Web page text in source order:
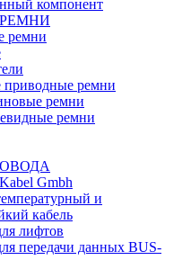
компонент
ремни
приводные ремни
ремни
ремни
Gmbh
и
кабель
лифтов
передачи данных BUS-